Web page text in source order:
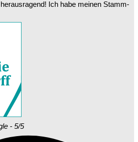
Ich habe meinen Stamm-
- 5/5